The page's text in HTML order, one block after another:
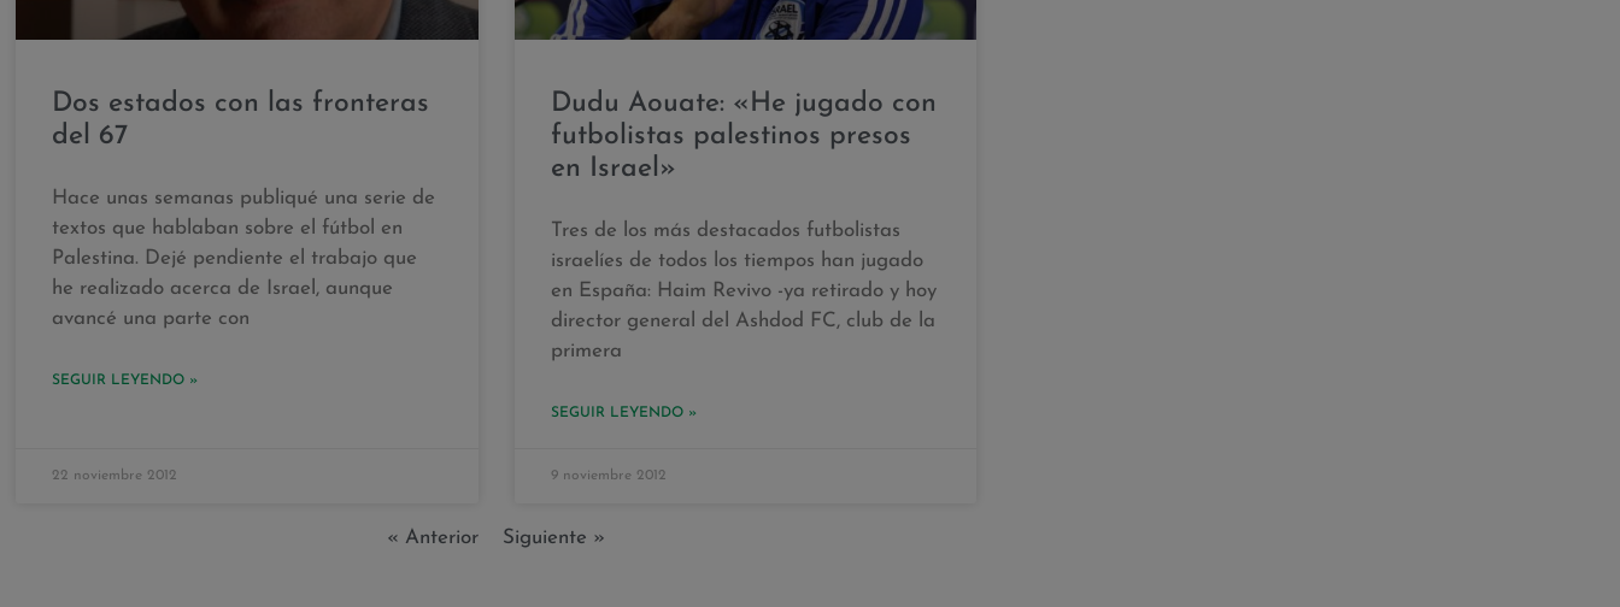
Dos estados con las fronteras
del 67
Hace unas semanas publiqué una serie de
textos que hablaban sobre el fútbol en
Palestina. Dejé pendiente el trabajo que
he realizado acerca de Israel, aunque
avancé una parte con
SEGUIR LEYENDO »
22 noviembre 2012
Dudu Aouate: «He jugado con
futbolistas palestinos presos
en Israel»
Tres de los más destacados futbolistas
israelíes de todos los tiempos han jugado
en España: Haim Revivo -ya retirado y hoy
director general del Ashdod FC, club de la
primera
SEGUIR LEYENDO »
9 noviembre 2012
« Anterior Siguiente »